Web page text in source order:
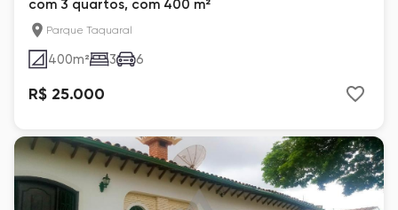
com 3 quartos, com 400 m²
Parque Taquaral
400m² 3 6
R$ 25.000